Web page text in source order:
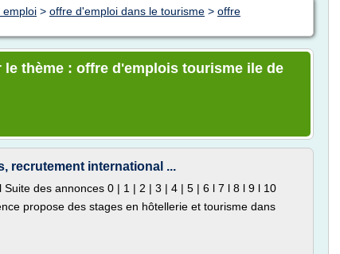
emploi > offre d'emploi dans le tourisme > offre
thème : offre d'emplois tourisme ile de
recrutement international ...
des annonces 0 | 1 | 2 | 3 | 4 | 5 | 6 l 7 l 8 l 9 l 10
propose des stages en hôtellerie et tourisme dans